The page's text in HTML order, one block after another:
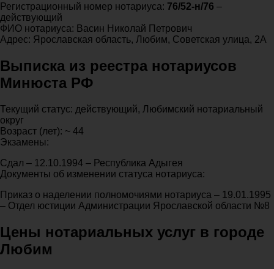
Регистрационный номер нотариуса: 76/52-н/76 –
действующий
ФИО нотариуса: Васин Николай Петрович
Адрес: Ярославская область, Любим, Советская улица, 2А
Выписка из реестра нотариусов
Минюста РФ
Текущий статус: действующий, Любимский нотариальный
округ
Возраст (лет): ~ 44
Экзамены:
Сдал – 12.10.1994 – Республика Адыгея
Документы об изменении статуса нотариуса:
Приказ о наделении полномочиями нотариуса – 19.01.1995
– Отдел юстиции Администрации Ярославской области №8
Цены нотариальных услуг в городе
Любим